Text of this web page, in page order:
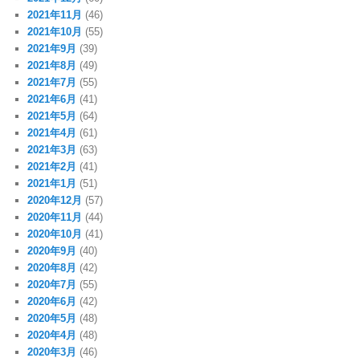
2021年11月 (46)
2021年10月 (55)
2021年9月 (39)
2021年8月 (49)
2021年7月 (55)
2021年6月 (41)
2021年5月 (64)
2021年4月 (61)
2021年3月 (63)
2021年2月 (41)
2021年1月 (51)
2020年12月 (57)
2020年11月 (44)
2020年10月 (41)
2020年9月 (40)
2020年8月 (42)
2020年7月 (55)
2020年6月 (42)
2020年5月 (48)
2020年4月 (48)
2020年3月 (46)